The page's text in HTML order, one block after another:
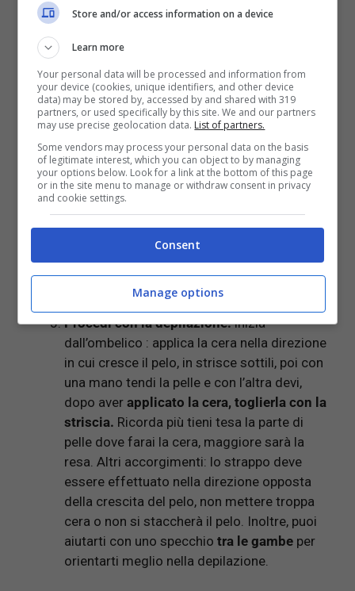
che siano di 1 cm, questo ti consentirà di
del talco sulle zone in cui farai la cera, serve
per far attaccare la cera alpelo e non alla
pelle, riducendo il dolore dello strappo. Se
il dolore dovesse aumentare applica più
talco, specie se il luogo dove operi è più
caldo.
Eliminare la cera sulle mani:
poi passatelo sulle mani per rimuovere i
residui. Questa tecnica puoi utilizzarla anche
dove ti sei depilata.
Procedi con la depilazione:inizia
dall’ombelico : applica la cera nella direzione
in cui cresce il pelo, in strisce sottili, poi con
una mano tendi la pelle e con l’altra devi,
dopo aver applicato la cera, toglierla con la
striscia. Ricorda più tieni tesa la parte di
pelle dove farai la cera, maggiore sarà la
resa. Altri accorgimenti: lo strappo deve
essere effettuato nella direzione opposta
della crescita del pelo, non mettere troppa
cera o non si staccherà il pelo. Inoltre, puoi
aiutarti con uno specchio tra le gambe per
orientarti meglio nella depilazione.
Store and/or access information on a device
Learn more
Your personal data will be processed and information from
your device (cookies, unique identifiers, and other device
data) may be stored by, accessed by and shared with 319
partners, or used specifically by this site. We and our partners
may use precise geolocation data. List of partners.
Some vendors may process your personal data on the basis
of legitimate interest, which you can object to by managing
your options below. Look for a link at the bottom of this page
or in the site menu to manage or withdraw consent in privacy
and cookie settings.
Consent
Manage options